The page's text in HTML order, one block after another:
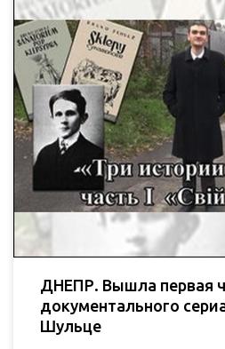
ДНЕПР. Вышла первая
документального
Шульце